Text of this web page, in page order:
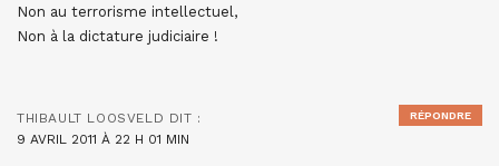
Non au terrorisme intellectuel,
Non à la dictature judiciaire !
THIBAULT LOOSVELD DIT :
9 AVRIL 2011 À 22 H 01 MIN
RÉPONDRE